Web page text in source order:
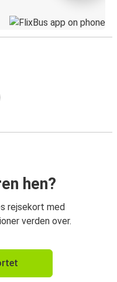
hen?
rejsekort med
verden over.